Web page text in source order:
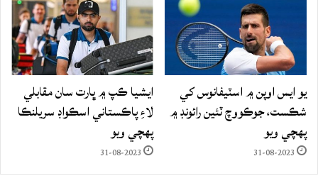
يو ايس اوپن ۾ اسٽيفانوس کي
شڪست، جوڪووچ ٽئين رائونڊ ۾
پهچي ويو
31-08-2023
ايشيا ڪپ ۾ ڀارت سان مقابلي
لاءِ پاڪستاني اسڪواڊ سريلنڪا
پهچي ويو
31-08-2023